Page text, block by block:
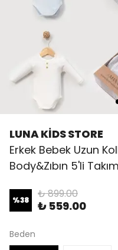
LUNA KİDS STORE
Erkek Bebek Uzun
Body&Zıbın 5'li Takım
%38 ₺ 899.00
₺ 559.00
Beden